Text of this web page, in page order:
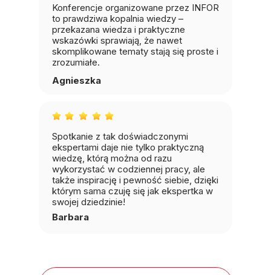
Agnieszka
Konferencje organizowane przez INFOR
to prawdziwa kopalnia wiedzy –
przekazana wiedza i praktyczne
wskazówki sprawiają, że nawet
skomplikowane tematy stają się proste i
zrozumiałe.
Barbara
Spotkanie z tak doświadczonymi
ekspertami daje nie tylko praktyczną
wiedzę, którą można od razu
wykorzystać w codziennej pracy, ale
także inspirację i pewność siebie, dzięki
którym sama czuję się jak ekspertka w
swojej dziedzinie!